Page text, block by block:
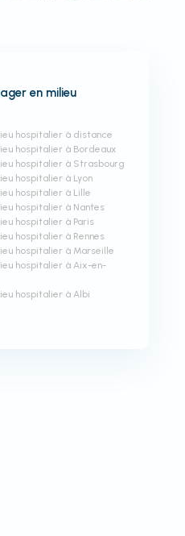
en milieu
hospitalier à distance
hospitalier à Bordeaux
hospitalier à Strasbourg
hospitalier à Lyon
hospitalier à Lille
hospitalier à Nantes
hospitalier à Paris
hospitalier à Rennes
hospitalier à Marseille
hospitalier à Aix-en-
hospitalier à Albi